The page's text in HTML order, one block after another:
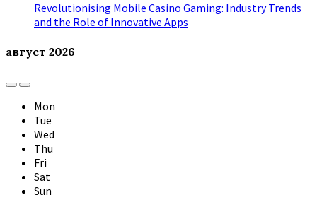
Revolutionising Mobile Casino Gaming: Industry Trends
and the Role of Innovative Apps
август 2026
Previous
Month
Next
Month
Mon
Tue
Wed
Thu
Fri
Sat
Sun